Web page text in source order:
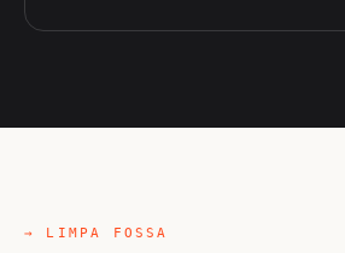
→ LIMPA FOSSA